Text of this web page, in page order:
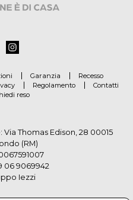
Garanzia
Recesso
Regolamento
Contatti
reso
Thomas Edison, 28 00015
(RM)
06 9069942
Iezzi